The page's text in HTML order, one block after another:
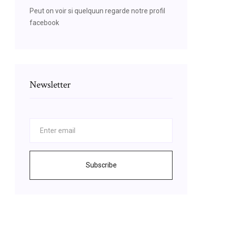
Peut on voir si quelquun regarde notre profil
facebook
Newsletter
Subscribe